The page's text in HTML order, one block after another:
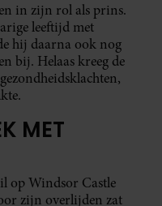
in zijn rol als prins.
leeftijd met
hij daarna ook nog
bij. Helaas kreeg de
MET
op Windsor Castle
zijn overlijden zat